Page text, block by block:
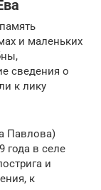
и маленьких
сведения о
к лику
Павлова)
года в селе
и
к